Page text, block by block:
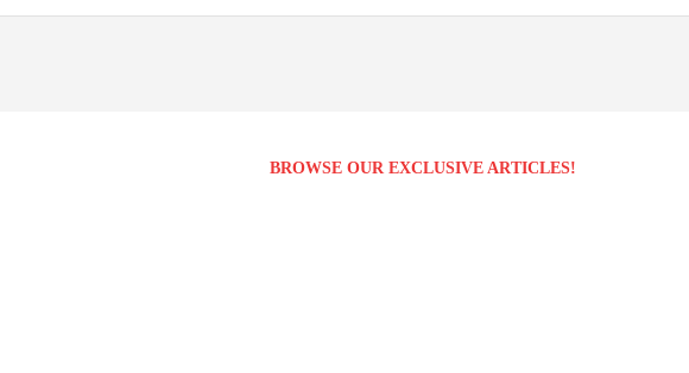
BROWSE OUR EXCLUSIVE ARTICLES!